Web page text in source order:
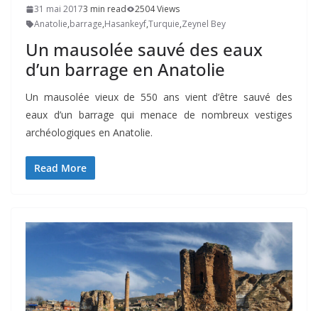
31 mai 20173 min read
2504 Views
Anatolie,barrage,Hasankeyf,Turquie,Zeynel Bey
Un mausolée sauvé des eaux
d’un barrage en Anatolie
Un mausolée vieux de 550 ans vient d’être sauvé des
eaux d’un barrage qui menace de nombreux vestiges
archéologiques en Anatolie.
Read More